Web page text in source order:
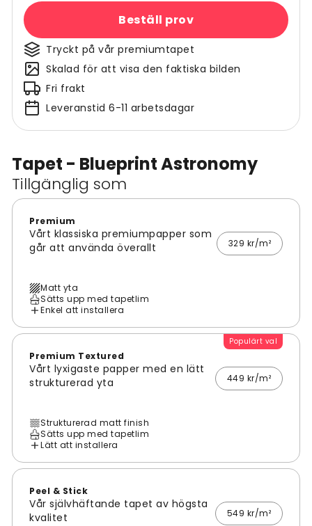
Tapet - Blueprint Astronomy
Tillgänglig som
Premium
Vårt klassiska premiumpapper som
går att använda överallt
329 kr/m²
Matt yta
Sätts upp med tapetlim
Enkel att installera
Populärt val
Premium Textured
Vårt lyxigaste papper med en lätt
strukturerad yta
449 kr/m²
Strukturerad matt finish
Sätts upp med tapetlim
Lätt att installera
Peel & Stick
Vår självhäftande tapet av högsta
kvalitet
549 kr/m²
Beställ prov
Tryckt på vår premiumtapet
Skalad för att visa den faktiska bilden
Fri frakt
Leveranstid 6-11 arbetsdagar